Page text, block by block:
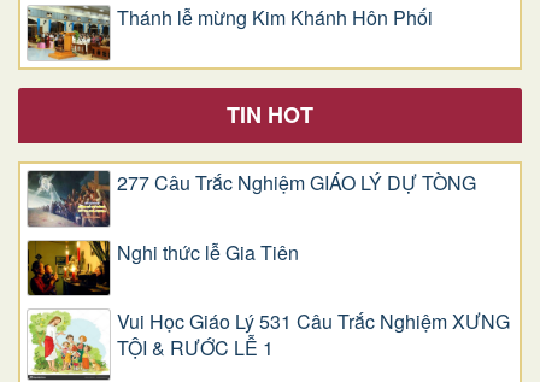
Thánh lễ mừng Kim Khánh Hôn Phối
TIN HOT
277 Câu Trắc Nghiệm GIÁO LÝ DỰ TÒNG
Nghi thức lễ Gia Tiên
Vui Học Giáo Lý 531 Câu Trắc Nghiệm XƯNG
TỘI & RƯỚC LỄ 1